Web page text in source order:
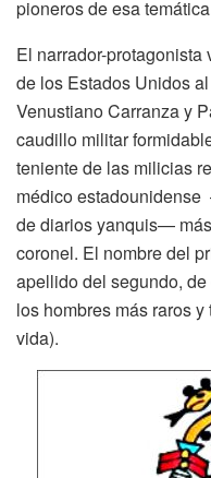
pioneros de esa
El narrador-
de los Estados Unidos
Venustiano Carranza y
caudillo militar
teniente de las milicias
médico
de diarios yanquis—
coronel. El nombre del
apellido del segundo,
los hombres más raros
vida).